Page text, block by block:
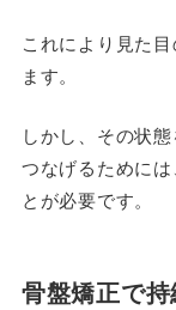
これにより見た
ます。
しかし、その状
つなげるために
とが必要です。
骨盤矯正で